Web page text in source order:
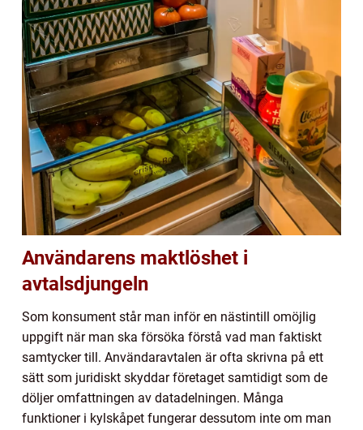
Användarens maktlöshet i
avtalsdjungeln
Som konsument står man inför en nästintill omöjlig
uppgift när man ska försöka förstå vad man faktiskt
samtycker till. Användaravtalen är ofta skrivna på ett
sätt som juridiskt skyddar företaget samtidigt som de
döljer omfattningen av datadelningen. Många
funktioner i kylskåpet fungerar dessutom inte om man